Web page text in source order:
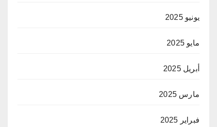
يونيو 2025
مايو 2025
أبريل 2025
مارس 2025
فبراير 2025